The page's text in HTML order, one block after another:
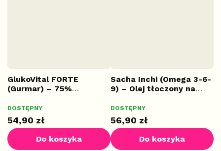
GlukoVital FORTE
(Gurmar) – 75%
DOSTĘPNY
54,90 zł
Do koszyka
Sacha Inchi (Omega 3-6-
9) – Olej tłoczony na
DOSTĘPNY
56,90 zł
Do koszyka